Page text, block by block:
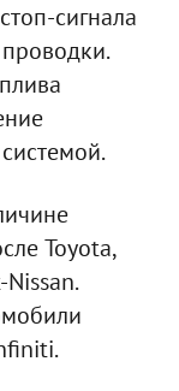
сигнала
Toyota,